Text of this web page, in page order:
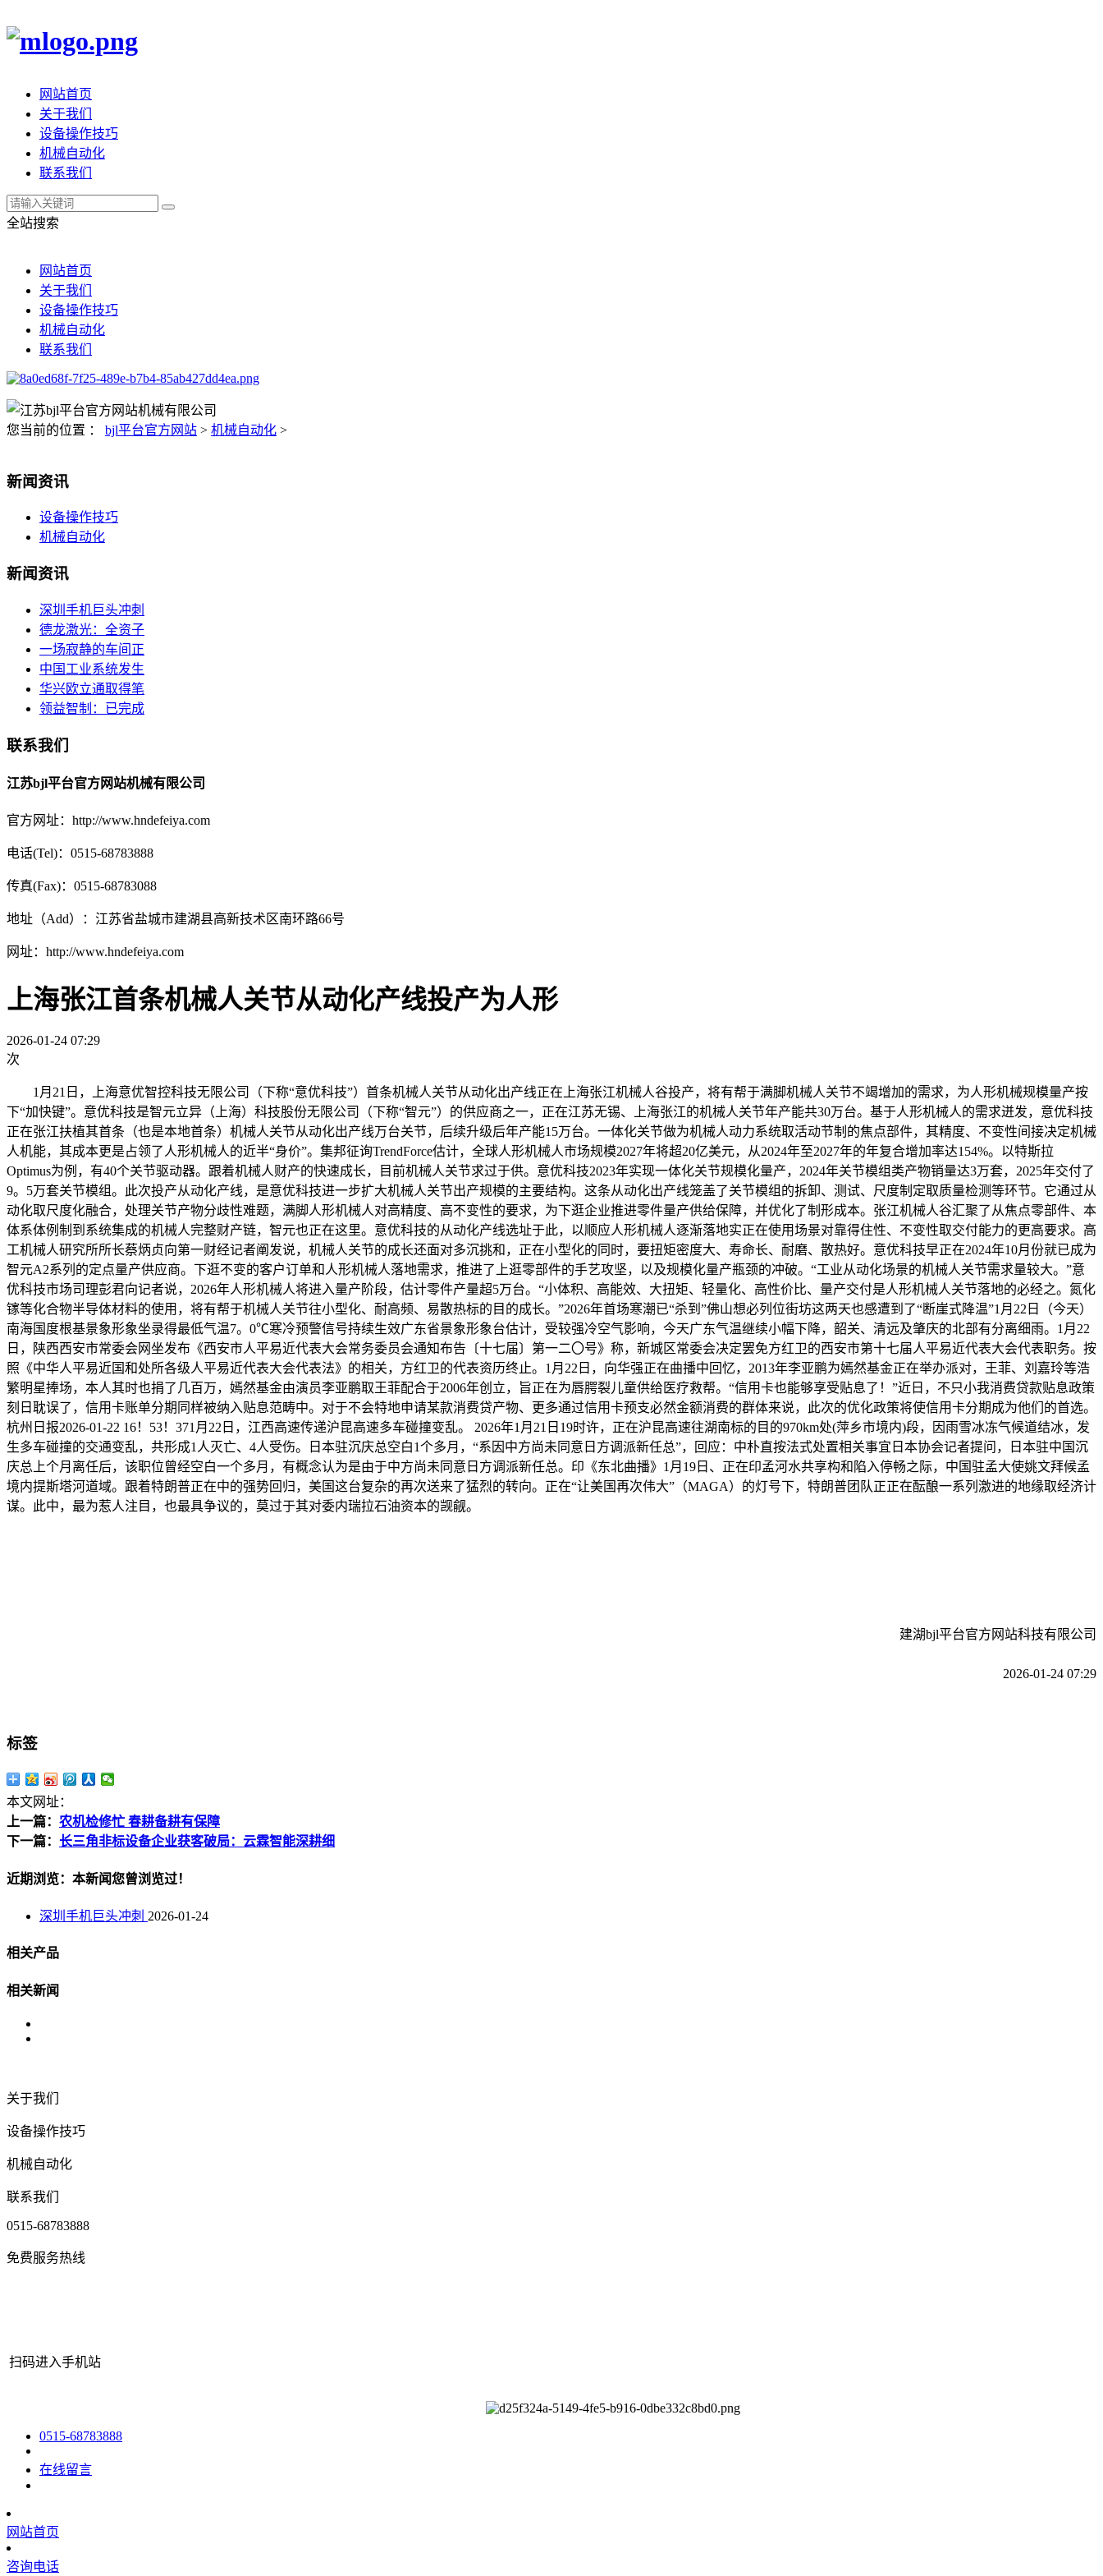
网站首页
关于我们
设备操作技巧
机械自动化
联系我们
全站搜索
网站首页
关于我们
设备操作技巧
机械自动化
联系我们
您当前的位置 ： bjl平台官方网站 > 机械自动化 >
新闻资讯
设备操作技巧
机械自动化
新闻资讯
深圳手机巨头冲刺
德龙激光：全资子
一场寂静的车间正
中国工业系统发生
华兴欧立通取得笔
领益智制：已完成
联系我们
江苏bjl平台官方网站机械有限公司
官方网址：http://www.hndefeiya.com
电话(Tel)：0515-68783888
传真(Fax)：0515-68783088
地址（Add）：江苏省盐城市建湖县高新技术区南环路66号
网址：http://www.hndefeiya.com
上海张江首条机械人关节从动化产线投产为人形
2026-01-24 07:29
次
1月21日，上海意优智控科技无限公司（下称“意优科技”）首条机械人关节从动化出产线正在上海张江机械人谷投产，将有帮于满脚机械人关节不竭增加的需求，为人形机械规模量产按
下“加快键”。意优科技是智元立异（上海）科技股份无限公司（下称“智元”）的供应商之一，正在江苏无锡、上海张江的机械人关节年产能共30万台。基于人形机械人的需求迸发，意优科技
正在张江扶植其首条（也是本地首条）机械人关节从动化出产线万台关节，后续升级后年产能15万台。一体化关节做为机械人动力系统取活动节制的焦点部件，其精度、不变性间接决定机械
人机能，其成本更是占领了人形机械人的近半“身价”。集邦征询TrendForce估计，全球人形机械人市场规模2027年将超20亿美元，从2024年至2027年的年复合增加率达154%。以特斯拉
Optimus为例，有40个关节驱动器。跟着机械人财产的快速成长，目前机械人关节求过于供。意优科技2023年实现一体化关节规模化量产，2024年关节模组类产物销量达3万套，2025年交付了
9。5万套关节模组。此次投产从动化产线，是意优科技进一步扩大机械人关节出产规模的主要结构。这条从动化出产线笼盖了关节模组的拆卸、测试、尺度制定取质量检测等环节。它通过从
动化取尺度化融合，处理关节产物分歧性难题，满脚人形机械人对高精度、高不变性的要求，为下逛企业推进零件量产供给保障，并优化了制形成本。张江机械人谷汇聚了从焦点零部件、本
体系体例制到系统集成的机械人完整财产链，智元也正在这里。意优科技的从动化产线选址于此，以顺应人形机械人逐渐落地实正在使用场景对靠得住性、不变性取交付能力的更高要求。高
工机械人研究所所长蔡炳贞向第一财经记者阐发说，机械人关节的成长还面对多沉挑和，正在小型化的同时，要扭矩密度大、寿命长、耐磨、散热好。意优科技早正在2024年10月份就已成为
智元A2系列的定点量产供应商。下逛不变的客户订单和人形机械人落地需求，推进了上逛零部件的手艺攻坚，以及规模化量产瓶颈的冲破。“工业从动化场景的机械人关节需求量较大。”意
优科技市场司理彭君向记者说，2026年人形机械人将进入量产阶段，估计零件产量超5万台。“小体积、高能效、大扭矩、轻量化、高性价比、量产交付是人形机械人关节落地的必经之。氮化
镓等化合物半导体材料的使用，将有帮于机械人关节往小型化、耐高频、易散热标的目的成长。”2026年首场寒潮已“杀到”佛山想必列位街坊这两天也感遭到了“断崖式降温”1月22日（今天）
南海国度根基景象形象坐录得最低气温7。0℃寒冷预警信号持续生效广东省景象形象台估计，受较强冷空气影响，今天广东气温继续小幅下降，韶关、清远及肇庆的北部有分离细雨。1月22
日，陕西西安市常委会网坐发布《西安市人平易近代表大会常务委员会通知布告〔十七届〕第一二〇号》称，新城区常委会决定罢免方红卫的西安市第十七届人平易近代表大会代表职务。按
照《中华人平易近国和处所各级人平易近代表大会代表法》的相关，方红卫的代表资历终止。1月22日，向华强正在曲播中回忆，2013年李亚鹏为嫣然基金正在举办派对，王菲、刘嘉玲等浩
繁明星捧场，本人其时也捐了几百万，嫣然基金由演员李亚鹏取王菲配合于2006年创立，旨正在为唇腭裂儿童供给医疗救帮。“信用卡也能够享受贴息了！”近日，不只小我消费贷款贴息政策
刻日耽误了，信用卡账单分期同样被纳入贴息范畴中。对于不会特地申请某款消费贷产物、更多通过信用卡预支必然金额消费的群体来说，此次的优化政策将使信用卡分期成为他们的首选。
杭州日报2026-01-22 16！53！371月22日，江西高速传递沪昆高速多车碰撞变乱。 2026年1月21日19时许，正在沪昆高速往湖南标的目的970km处(萍乡市境内)段，因雨雪冰冻气候道结冰，发
生多车碰撞的交通变乱，共形成1人灭亡、4人受伤。日本驻沉庆总空白1个多月，“系因中方尚未同意日方调派新任总”，回应：中朴直按法式处置相关事宜日本协会记者提问，日本驻中国沉
庆总上个月离任后，该职位曾经空白一个多月，有概念认为是由于中方尚未同意日方调派新任总。印《东北曲播》1月19日、正在印孟河水共享构和陷入停畅之际，中国驻孟大使姚文拜候孟
境内提斯塔河道域。跟着特朗普正在中的强势回归，美国这台复杂的再次送来了猛烈的转向。正在“让美国再次伟大”（MAGA）的灯号下，特朗普团队正正在酝酿一系列激进的地缘取经济计
谋。此中，最为惹人注目，也最具争议的，莫过于其对委内瑞拉石油资本的觊觎。
建湖bjl平台官方网站科技有限公司
2026-01-24 07:29
标签
本文网址：
上一篇： 农机检修忙 春耕备耕有保障
下一篇： 长三角非标设备企业获客破局：云霖智能深耕细
近期浏览：本新闻您曾浏览过！
深圳手机巨头冲刺 2026-01-24
相关产品
相关新闻
关于我们
设备操作技巧
机械自动化
联系我们
0515-68783888
免费服务热线
扫码进入手机站
0515-68783888
在线留言
网站首页
咨询电话